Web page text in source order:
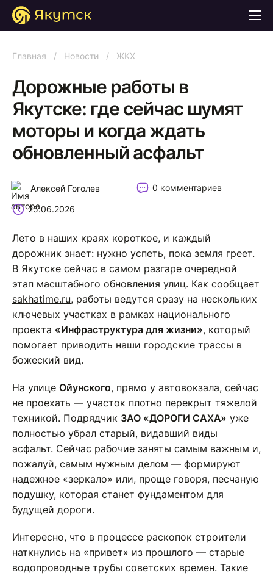
Главная / Новости / ЖКХ
Дорожные работы в
Якутске: где сейчас шумят
моторы и когда ждать
обновленный асфальт
Алексей Гоголев 0 комментариев
25.06.2026
Лето в наших краях короткое, и каждый
дорожник знает: нужно успеть, пока земля греет.
В Якутске сейчас в самом разгаре очередной
этап масштабного обновления улиц. Как сообщает
sakhatime.ru, работы ведутся сразу на нескольких
ключевых участках в рамках национального
проекта «Инфраструктура для жизни», который
помогает приводить наши городские трассы в
божеский вид.
На улице Ойунского, прямо у автовокзала, сейчас
не проехать — участок плотно перекрыт тяжелой
техникой. Подрядчик ЗАО «ДОРОГИ САХА» уже
полностью убрал старый, видавший виды
асфальт. Сейчас рабочие заняты самым важным и,
пожалуй, самым нужным делом — формируют
надежное «зеркало» или, проще говоря, песчаную
подушку, которая станет фундаментом для
будущей дороги.
Интересно, что в процессе раскопок строители
наткнулись на «привет» из прошлого — старые
водопроводные трубы советских времен. Такие